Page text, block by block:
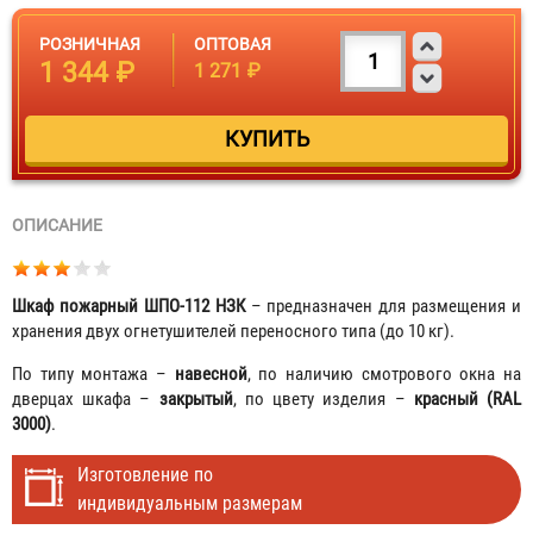
РОЗНИЧНАЯ
1 344 ₽
ОПТОВАЯ
1 271 ₽
ОПИСАНИЕ
Шкаф пожарный ШПО-112 НЗК– предназначен для размещения и
хранения двух огнетушителей переносного типа (до 10 кг).
По типу монтажа – навесной, по наличию смотрового окна на
дверцах шкафа – закрытый, по цвету изделия – красный (RAL
3000).
Изготовление по
индивидуальным размерам